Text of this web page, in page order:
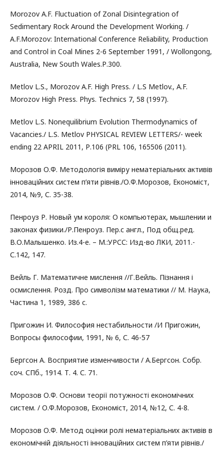
Morozov A.F. Fluctuation of Zonal Disintegration of
Sedimentary Rock Around the Development Working. /
A.F.Morozov: International Conference Reliability, Production
and Control in Coal Mines 2-6 September 1991, / Wollongong,
Australia, New South Wales.Р.300.
Metlov L.S., Morozov A.F. High Press. / L.S Metlov., A.F.
Morozov High Press. Phys. Technics 7, 58 (1997).
Metlov L.S. Nonequilibrium Evolution Thermodynamics of
Vacancies./ L.S. Metlov PHYSICAL REVIEW LETTERS/- week
ending 22 APRIL 2011, Р.106 (PRL 106, 165506 (2011).
Морозов О.Ф. Методологія виміру нематеріальних активів
інноваційних систем п’яти рівнів./О.Ф.Морозов, Економіст,
2014, №9, С. 35-38.
Пенроуз Р. Новый ум короля: О компьютерах, мышлении и
законах физики./Р.Пенроуз. Пер.с англ., Под общ.ред.
В.О.Малышенко. Из.4-е. – М.:УРСС: Изд-во ЛКИ, 2011.-
С.142, 147.
Вейль Г. Математичне мислення //Г.Вейль. Пізнання і
осмислення. Розд. Про символізм математики // М. Наука,
Частина 1, 1989, 386 с.
Пригожин И. Философия нестабильности /И Пригожин,
Вопросы философии, 1991, № 6, С. 46-57
Бергсон А. Восприятие изменчивости / А.Бергсон. Собр.
соч. СПб., 1914. Т. 4. С. 71.
Морозов О.Ф. Основи теорії потужності економічних
систем. / О.Ф.Морозов, Економіст, 2014, №12, С. 4-8.
Морозов О.Ф. Метод оцінки ролі нематеріальних активів в
економічній діяльності інноваційних систем п’яти рівнів./